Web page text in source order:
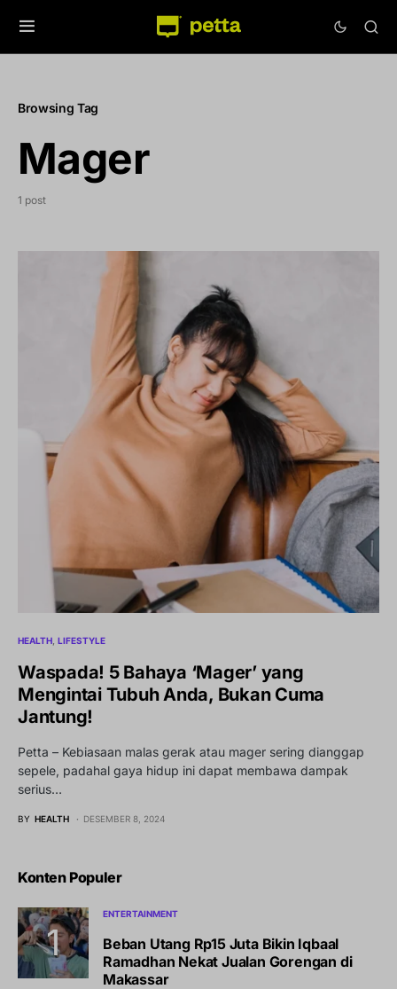
Browsing Tag
Mager
1 post
HEALTH LIFESTYLE
Waspada! 5 Bahaya ‘Mager’ yang
Mengintai Tubuh Anda, Bukan Cuma
Jantung!
Petta – Kebiasaan malas gerak atau mager sering dianggap
sepele, padahal gaya hidup ini dapat membawa dampak
serius…
BY HEALTH DESEMBER 8, 2024
Konten Populer
ENTERTAINMENT
Beban Utang Rp15 Juta Bikin Iqbaal
Ramadhan Nekat Jualan Gorengan di
Makassar